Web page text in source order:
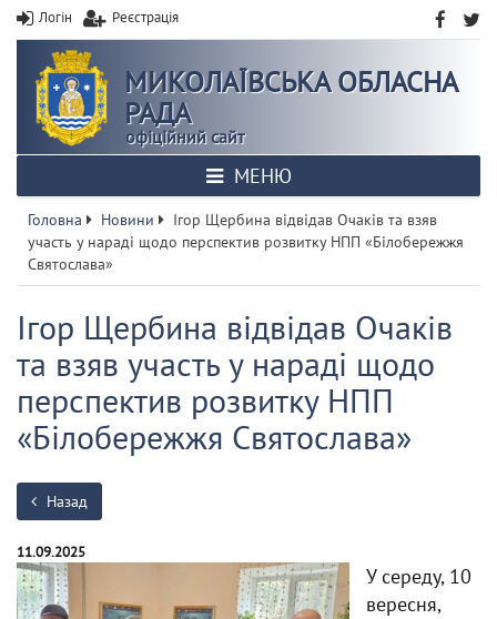
Логін Реєстрація
МИКОЛАЇВСЬКА ОБЛАСНА
РАДА
офіційний сайт
МЕНЮ
Головна Новини
Ігор Щербина відвідав Очаків та взяв
участь у нараді щодо перспектив розвитку НПП «Білобережжя
Святослава»
Ігор Щербина відвідав Очаків
та взяв участь у нараді щодо
перспектив розвитку НПП
«Білобережжя Святослава»
Назад
11.09.2025
У середу, 10
вересня,